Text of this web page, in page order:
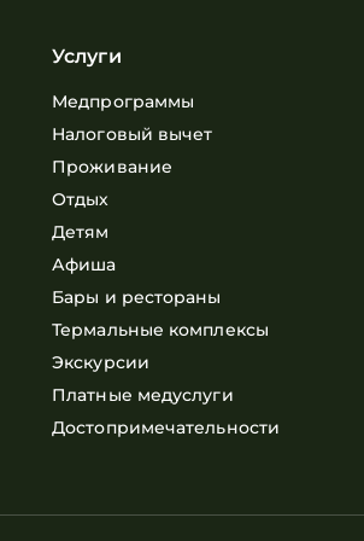
Услуги
Медпрограммы
Налоговый вычет
Проживание
Отдых
Детям
Афиша
Бары и рестораны
Термальные комплексы
Экскурсии
Платные медуслуги
Достопримечательности